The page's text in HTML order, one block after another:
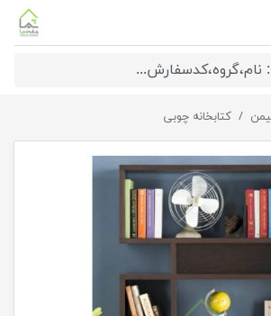
کتابخانه چوبی